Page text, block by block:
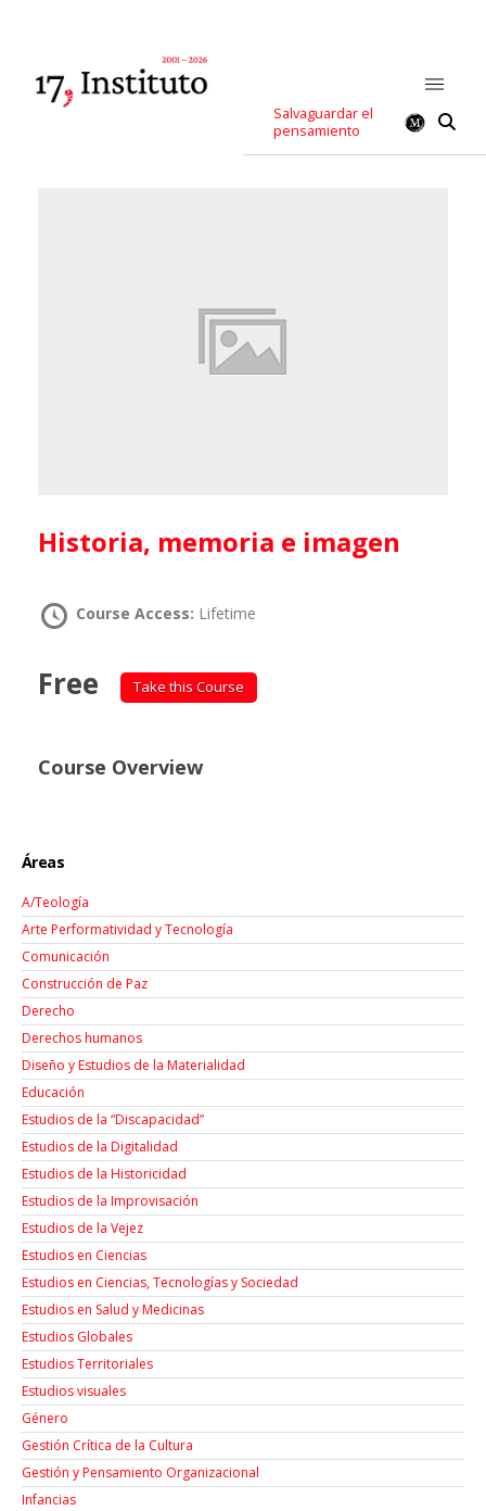
Salvaguardar el
pensamiento
Historia, memoria e imagen
Course Access: Lifetime
Free Take this Course
Course Overview
Áreas
A/Teología
Arte Performatividad y Tecnología
Comunicación
Construcción de Paz
Derecho
Derechos humanos
Diseño y Estudios de la Materialidad
Educación
Estudios de la “Discapacidad”
Estudios de la Digitalidad
Estudios de la Historicidad
Estudios de la Improvisación
Estudios de la Vejez
Estudios en Ciencias
Estudios en Ciencias, Tecnologías y Sociedad
Estudios en Salud y Medicinas
Estudios Globales
Estudios Territoriales
Estudios visuales
Género
Gestión Crítica de la Cultura
Gestión y Pensamiento Organizacional
Infancias